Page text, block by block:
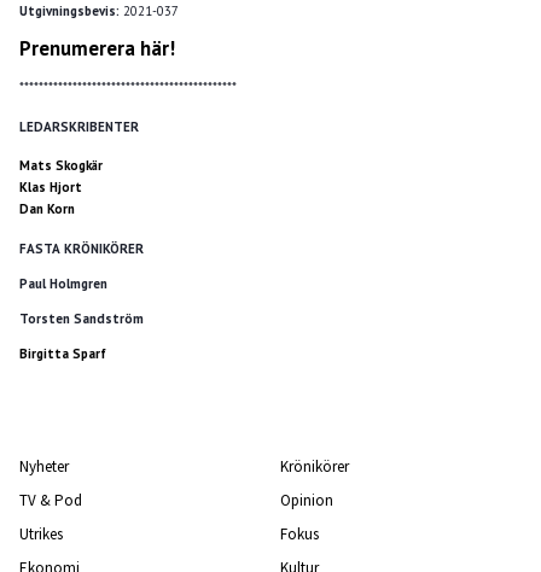
Utgivningsbevis: 2021-037
Prenumerera här!
*********************************************
LEDARSKRIBENTER
Mats Skogkär
Klas Hjort
Dan Korn
FASTA KRÖNIKÖRER
Paul Holmgren
Torsten Sandström
Birgitta Sparf
Nyheter
TV & Pod
Utrikes
Ekonomi
Krönikörer
Opinion
Fokus
Kultur